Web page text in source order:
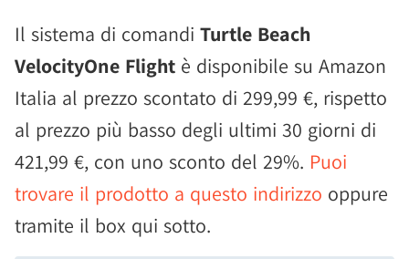
Il sistema di comandi Turtle Beach
VelocityOne Flight è disponibile su Amazon
Italia al prezzo scontato di 299,99 €, rispetto
al prezzo più basso degli ultimi 30 giorni di
421,99 €, con uno sconto del 29%. Puoi
trovare il prodotto a questo indirizzo oppure
tramite il box qui sotto.